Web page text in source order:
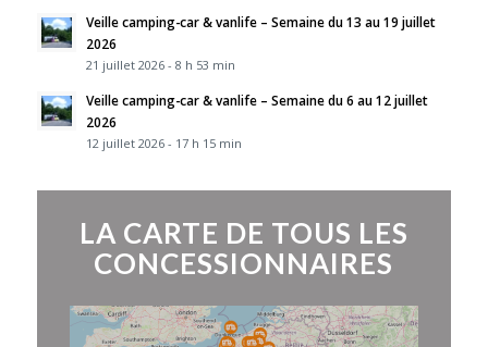
Veille camping-car & vanlife – Semaine du 13 au 19 juillet
2026
21 juillet 2026 - 8 h 53 min
Veille camping-car & vanlife – Semaine du 6 au 12 juillet
2026
12 juillet 2026 - 17 h 15 min
LA CARTE DE TOUS LES
CONCESSIONNAIRES